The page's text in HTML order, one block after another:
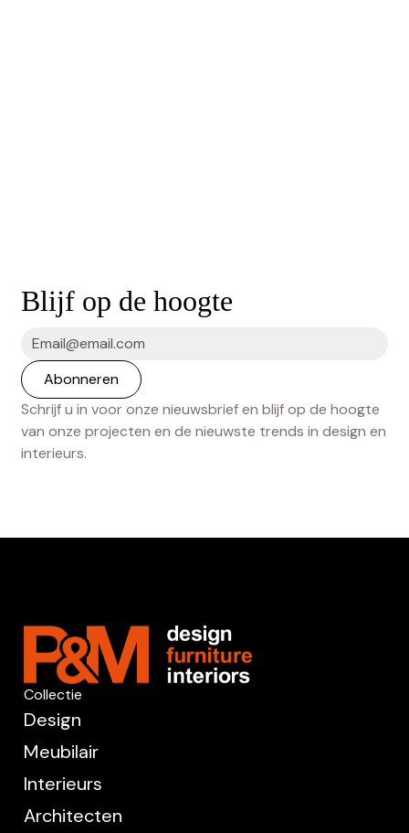
Blijf op de hoogte
Schrijf u in voor onze nieuwsbrief en blijf op de hoogte
van onze projecten en de nieuwste trends in design en
interieurs.
Collectie
Design
Meubilair
Interieurs
Architecten